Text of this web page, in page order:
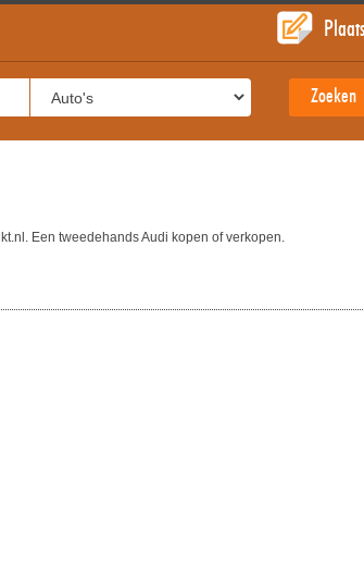
Een tweedehands Audi kopen of verkopen.